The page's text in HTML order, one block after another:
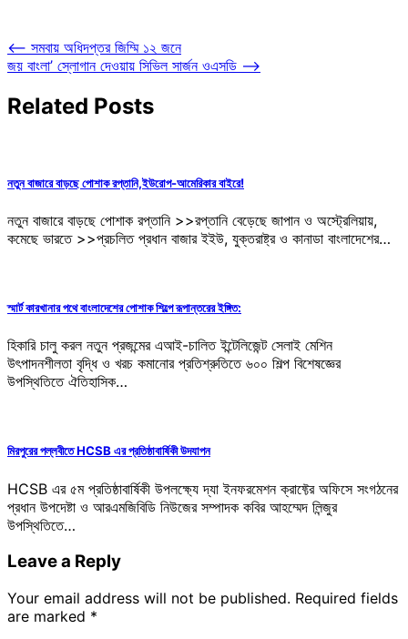
Post
navigation
⟵ সমবায় অধিদপ্তর জিম্মি ১২ জনে
জয় বাংলা’ স্লোগান দেওয়ায় সিভিল সার্জন ওএসডি ⟶
Related Posts
নতুন বাজারে বাড়ছে পোশাক রপ্তানি,ইউরোপ-আমেরিকার বাইরে!
নতুন বাজারে বাড়ছে পোশাক রপ্তানি >>রপ্তানি বেড়েছে জাপান ও অস্ট্রেলিয়ায়,
কমেছে ভারতে >>প্রচলিত প্রধান বাজার ইইউ, যুক্তরাষ্ট্র ও কানাডা বাংলাদেশের…
স্মার্ট কারখানার পথে বাংলাদেশের পোশাক শিল্পে রূপান্তরের ইঙ্গিত:
হিকারি চালু করল নতুন প্রজন্মের এআই-চালিত ইন্টেলিজেন্ট সেলাই মেশিন
উৎপাদনশীলতা বৃদ্ধি ও খরচ কমানোর প্রতিশ্রুতিতে ৬০০ শিল্প বিশেষজ্ঞের
উপস্থিতিতে ঐতিহাসিক…
মিরপুরের পল্লবীতে HCSB এর প্রতিষ্ঠাবার্ষিকী উদযাপন
HCSB এর ৫ম প্রতিষ্ঠাবার্ষিকী উপলক্ষ্যে দ্যা ইনফরমেশন ক্রাফ্টের অফিসে সংগঠনের
প্রধান উপদেষ্টা ও আরএমজিবিডি নিউজের সম্পাদক কবির আহম্মেদ লিন্জুর
উপস্থিতিতে…
Leave a Reply
Your email address will not be published. Required fields
are marked *